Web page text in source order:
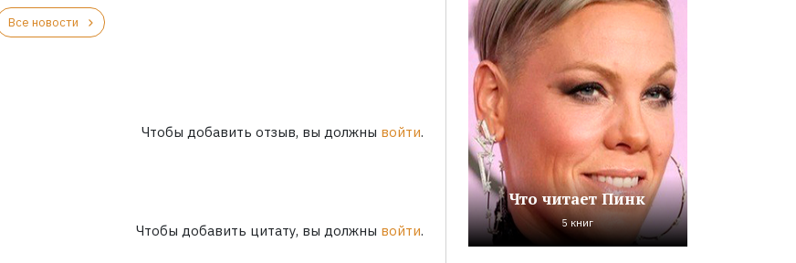
Все новости
Чтобы добавить отзыв, вы должны войти.
Чтобы добавить цитату, вы должны войти.
Что читает Пинк
5 книг